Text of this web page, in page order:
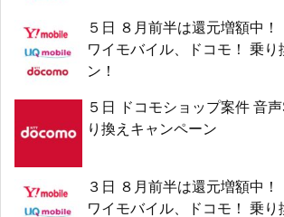
５日 ８月前半は還元増額中！
ワイモバイル、ドコモ！ 乗り
ン！
５日 ドコモショップ案件 音
り換えキャンペーン
３日 ８月前半は還元増額中！
ワイモバイル、ドコモ！ 乗り